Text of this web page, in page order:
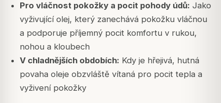
Pro vláčnost pokožky a pocit pohody údů: Jako
vyživující olej, který zanechává pokožku vláčnou
a podporuje příjemný pocit komfortu v rukou,
nohou a kloubech
V chladnějších obdobích: Kdy je hřejivá, hutná
povaha oleje obzvláště vítaná pro pocit tepla a
vyživení pokožky